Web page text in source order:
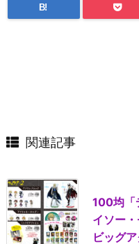
B!
関連記事
100均「
イソー
ビッグ